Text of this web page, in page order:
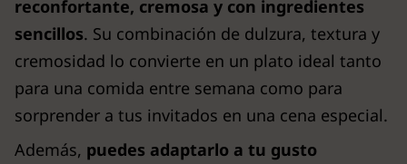
reconfortante, cremosa y con ingredientes
sencillos. Su combinación de dulzura, textura y
cremosidad lo convierte en un plato ideal tanto
para una comida entre semana como para
sorprender a tus invitados en una cena especial.
Además, puedes adaptarlo a tu gusto